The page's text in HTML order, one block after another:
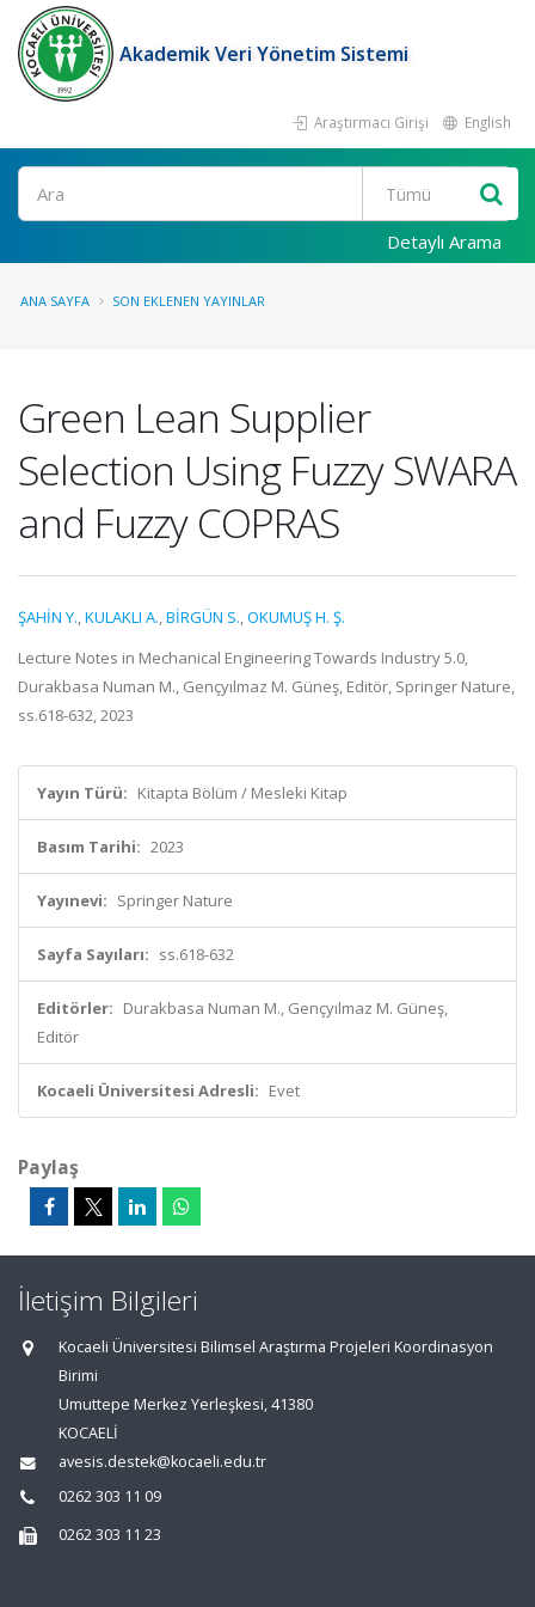
Akademik Veri Yönetim Sistemi
Araştırmacı Girişi English
Ara
Detaylı Arama
ANA SAYFA SON EKLENEN YAYINLAR
Green Lean Supplier
Selection Using Fuzzy SWARA
and Fuzzy COPRAS
ŞAHİN Y.,KULAKLI A.,BİRGÜN S.,OKUMUŞ H. Ş.
Lecture Notes in Mechanical Engineering Towards Industry 5.0,
Durakbasa Numan M., Gençyılmaz M. Güneş, Editör, Springer Nature,
ss.618-632, 2023
Yayın Türü: Kitapta Bölüm / Mesleki Kitap
Basım Tarihi: 2023
Yayınevi: Springer Nature
Sayfa Sayıları: ss.618-632
Editörler: Durakbasa Numan M., Gençyılmaz M. Güneş,
Editör
Kocaeli Üniversitesi Adresli: Evet
Paylaş
İletişim Bilgileri
Kocaeli Üniversitesi Bilimsel Araştırma Projeleri Koordinasyon
Birimi
Umuttepe Merkez Yerleşkesi, 41380
KOCAELİ
avesis.destek@kocaeli.edu.tr
0262 303 11 09
0262 303 11 23